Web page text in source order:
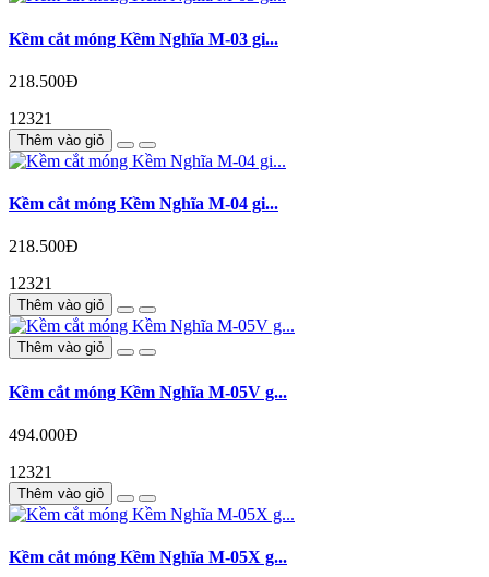
Kềm cắt móng Kềm Nghĩa M-03 gi...
218.500Đ
12321
Thêm vào giỏ
Kềm cắt móng Kềm Nghĩa M-04 gi...
218.500Đ
12321
Thêm vào giỏ
Thêm vào giỏ
Kềm cắt móng Kềm Nghĩa M-05V g...
494.000Đ
12321
Thêm vào giỏ
Kềm cắt móng Kềm Nghĩa M-05X g...